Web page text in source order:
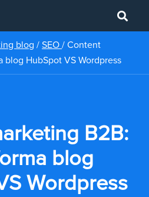
blog / SEO / Content
blog HubSpot VS Wordpress
B2B:
blog
Wordpress